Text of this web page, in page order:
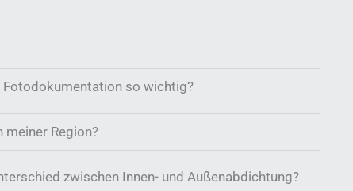
Fotodokumentation so wichtig?
meiner Region?
zwischen Innen- und Außenabdichtung?